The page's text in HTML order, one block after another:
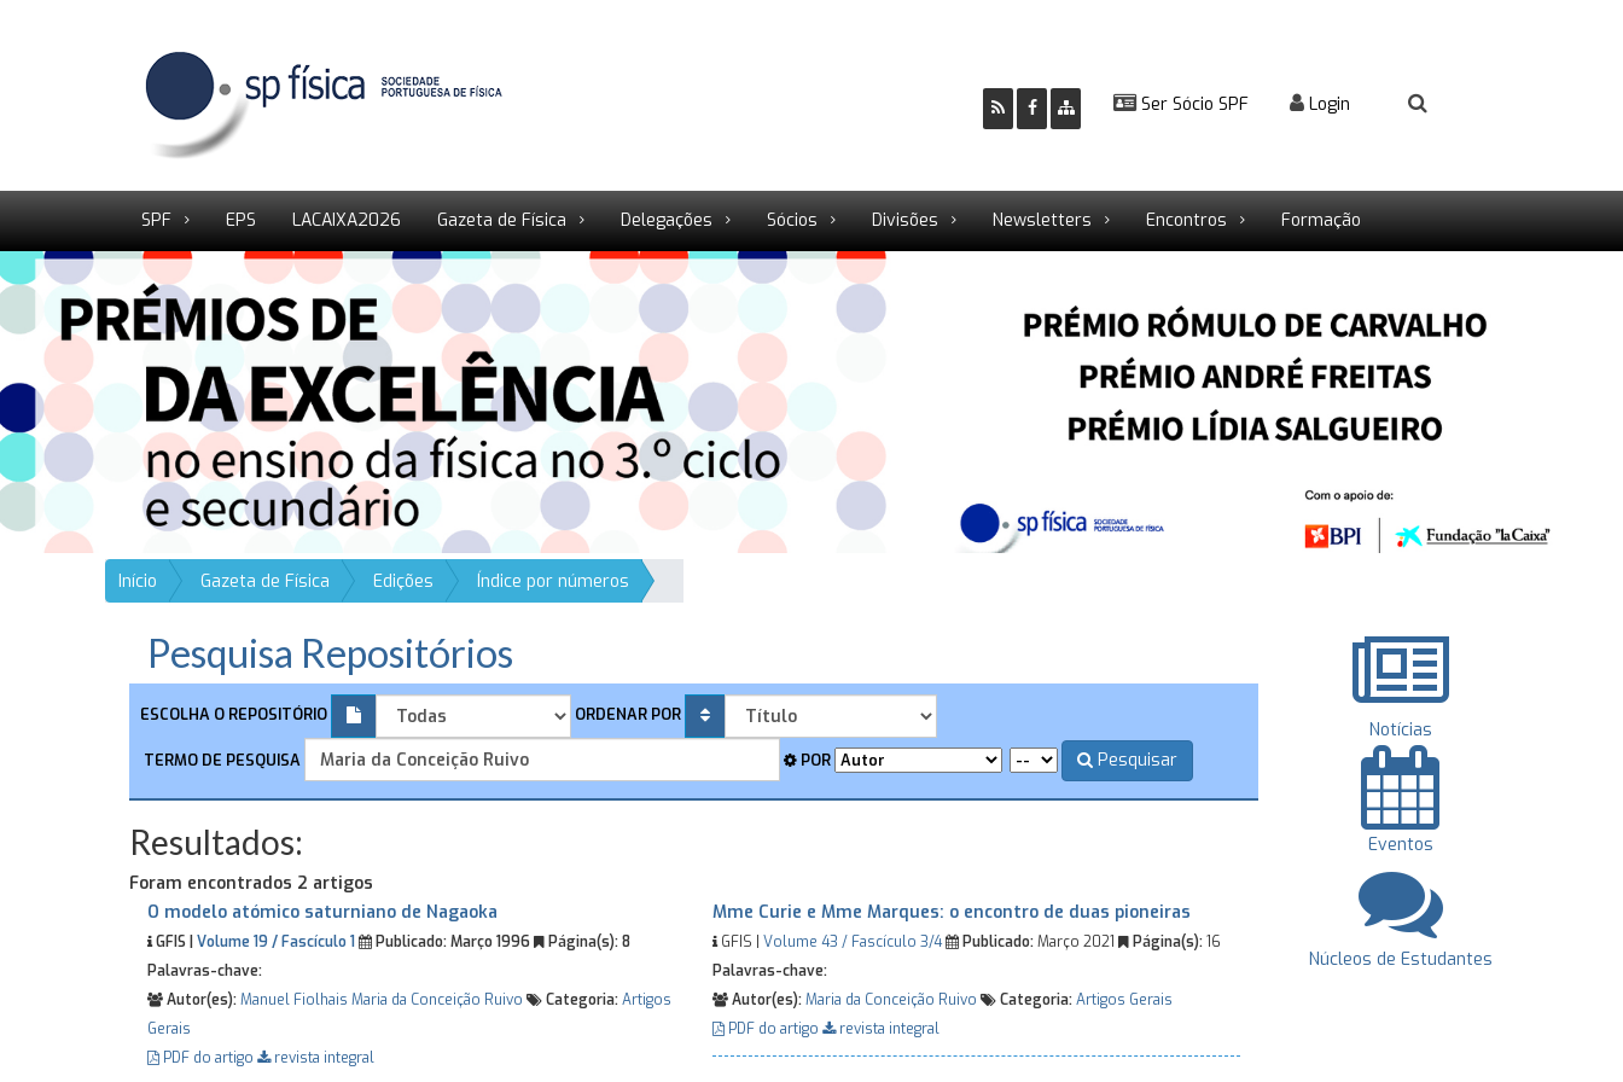
Ser Sócio SPF Login
SPF EPS LACAIXA2026 Gazeta de Física Delegações Sócios Divisões Newsletters Encontros Formação
Início Gazeta de Física Edições Índice por números
Pesquisa Repositórios
ESCOLHA O REPOSITÓRIO ORDENAR POR
TERMO DE PESQUISA POR Pesquisar
Resultados:
Foram encontrados 2 artigos
O modelo atómico saturniano de Nagaoka
GFIS | Volume 19 / Fascículo 1 Publicado:Março 1996 Página(s):8
Palavras-chave:
Autor(es):Manuel Fiolhais Maria da Conceição Ruivo Categoria:Artigos
Gerais
PDF do artigo
revista integral
Mme Curie e Mme Marques: o encontro de duas pioneiras
GFIS | Volume 43 / Fascículo 3/4 Publicado:Março 2021 Página(s):16
Palavras-chave:
Autor(es): Maria da Conceição Ruivo Categoria: Artigos Gerais
PDF do artigo
revista integral
Notícias
Eventos
Núcleos de Estudantes